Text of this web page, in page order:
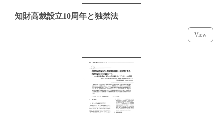
知財高裁設立10周年と独禁法
View